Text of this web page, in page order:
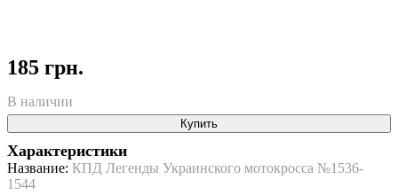
185 грн.
В наличии
Купить
Характеристики
Название: КПД Легенды Украинского мотокросса №1536-
1544